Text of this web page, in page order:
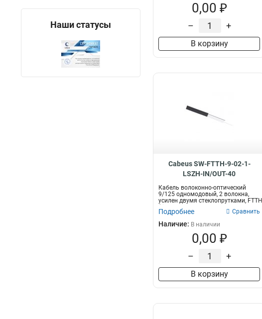
Наши статусы
0,00 ₽
– +
В корзину
Cabeus SW-FTTH-9-02-1-
LSZH-IN/OUT-40
Кабель волоконно-оптический
9/125 одномодовый, 2 волокна,
усилен двумя стеклопрутками, FTTH
Подробнее Сравнить
Наличие: В наличии
0,00 ₽
– +
В корзину